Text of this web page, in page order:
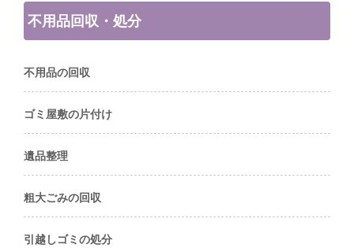
不用品回収・処分
不用品の回収
ゴミ屋敷の片付け
遺品整理
粗大ごみの回収
引越しゴミの処分